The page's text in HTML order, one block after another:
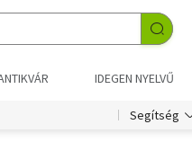
IDEGEN NYELVŰ
Segítség